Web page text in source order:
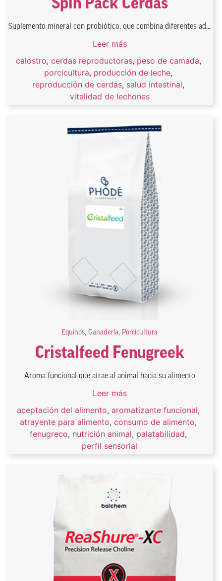
Suplemento mineral con probiótico, que combina diferentes ad...
Leer más
calostro, cerdas reproductoras, peso de camada,
porcicultura, producción de leche,
reproducción de cerdas, salud intestinal,
vitalidad de lechones
Equinos, Ganadería, Porcicultura
Cristalfeed Fenugreek
Aroma funcional que atrae al animal hacia su alimento
Leer más
aceptación del alimento, aromatizante funcional,
atrayente para alimento, consumo de alimento,
fenugreco, nutrición animal, palatabilidad,
perfil sensorial